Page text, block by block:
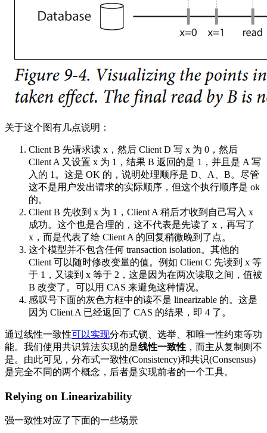
关于这个图有几点说明：
Client B 先请求读 x，然后 Client D 写 x 为 0，然后
Client A 又设置 x 为 1，结果 B 返回的是 1，并且是 A 写
入的 1。这是 OK 的，说明处理顺序是 D、A、B。尽管
这不是用户发出请求的实际顺序，但这个执行顺序是 ok
的。
Client B 先收到 x 为 1，Client A 稍后才收到自己写入 x
成功。这个也是合理的，这不代表是先读了 x，再写了
x，而是代表了给 Client A 的回复稍微晚到了点。
这个模型并不包含任何 transaction isolation。其他的
Client 可以随时修改变量的值。例如 Client C 先读到 x 等
于 1，又读到 x 等于 2，这是因为在两次读取之间，值被
B 改变了。可以用 CAS 来避免这种情况。
感叹号下面的灰色方框中的读不是 linearizable 的。这是
因为 Client A 已经返回了 CAS 的结果，即 4 了。
通过线性一致性可以实现分布式锁、选举、和唯一性约束等功
能。我们使用共识算法实现的是线性一致性 ，而主从复制则不
是。由此可见，分布式一致性(Consistency)和共识(Consensus)
是完全不同的两个概念，后者是实现前者的一个工具。
Relying on Linearizability
强一致性对应了下面的一些场景